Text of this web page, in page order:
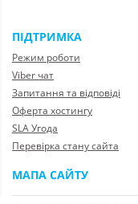
ПІДТРИМКА
Режим роботи
Viber чат
Запитання та відповіді
Оферта хостингу
SLA Угода
Перевірка стану сайта
МАПА САЙТУ